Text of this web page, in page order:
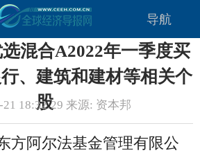
导航
混合A2022年一季度买
、建筑和建材等相关个
股
21 18:32:29 来源: 资本邦
方阿尔法基金管理有限公